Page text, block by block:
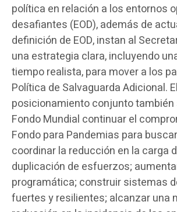
política en relación a los entornos
desafiantes (EOD), además de
definición de EOD, instan al
una estrategia clara, incluyendo
tiempo realista, para mover a los
Política de Salvaguarda Adicional. El
posicionamiento conjunto
Fondo Mundial continuar el
Fondo para Pandemias para
coordinar la reducción en la carga
duplicación de esfuerzos;
programática; construir sistemas
fuertes y resilientes; alcanzar una